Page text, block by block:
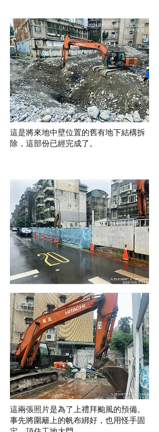
這是將來地中壁位置的舊有地下結構拆
除，這部份已經完成了。
這兩張照片是為了上禮拜颱風的預備。
事先將圍籬上的帆布綁好，也用怪手固